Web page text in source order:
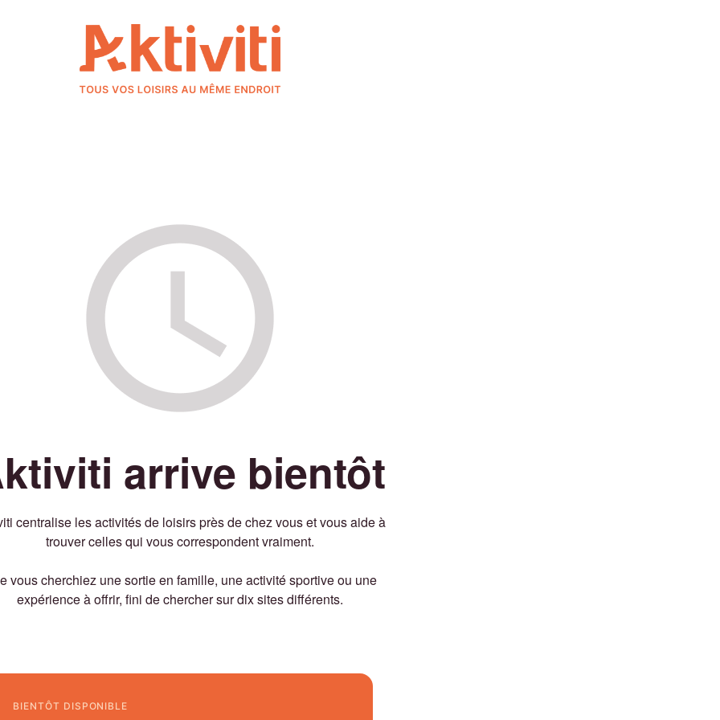
arrive bientôt
centralise les activités de loisirs près de chez vous et vous aide à
trouver celles qui vous correspondent vraiment.
vous cherchiez une sortie en famille, une activité sportive ou une
expérience à offrir, fini de chercher sur dix sites différents.
BIENTÔT DISPONIBLE